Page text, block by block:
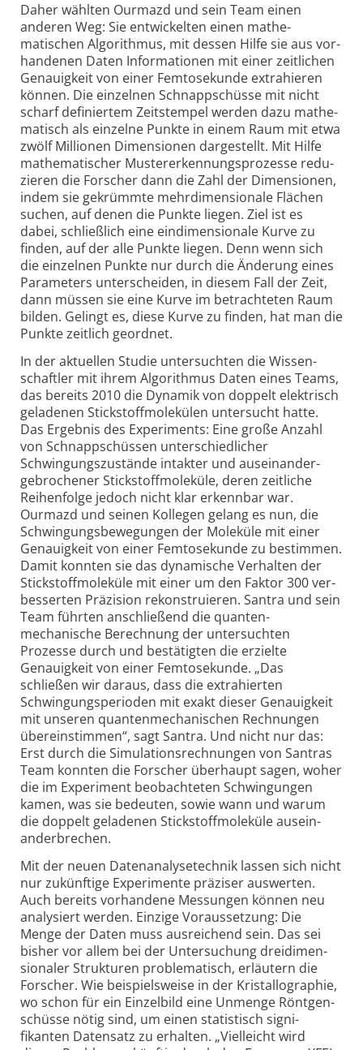
Daher wählten Ourmazd und sein Team einen
anderen Weg: Sie entwickelten einen mathe­
matischen Algo­rithmus, mit dessen Hilfe sie aus vor­
handenen Daten Infor­mationen mit einer zeit­lichen
Genauig­keit von einer Femto­sekunde extra­hieren
können. Die einzelnen Schnapp­schüsse mit nicht
scharf defi­niertem Zeit­stempel werden dazu mathe­
matisch als einzelne Punkte in einem Raum mit etwa
zwölf Millionen Dimen­sionen darge­stellt. Mit Hilfe
mathe­matischer Muster­erkennungs­prozesse redu­
zieren die Forscher dann die Zahl der Dimen­sionen,
indem sie gekrümmte mehr­dimen­sionale Flächen
suchen, auf denen die Punkte liegen. Ziel ist es
dabei, schließ­lich eine ein­dimen­sionale Kurve zu
finden, auf der alle Punkte liegen. Denn wenn sich
die einzelnen Punkte nur durch die Änderung eines
Para­meters unter­scheiden, in diesem Fall der Zeit,
dann müssen sie eine Kurve im betrach­teten Raum
bilden. Gelingt es, diese Kurve zu finden, hat man die
Punkte zeit­lich geordnet.
In der aktuellen Studie untersuchten die Wissen­
schaftler mit ihrem Algo­rithmus Daten eines Teams,
das bereits 2010 die Dynamik von doppelt elek­trisch
geladenen Stick­stoff­molekülen unter­sucht hatte.
Das Ergebnis des Experi­ments: Eine große Anzahl
von Schnapp­schüssen unter­schied­licher
Schwingungs­zustände intakter und ausein­ander­
gebrochener Stick­stoff­moleküle, deren zeit­liche
Reihen­folge jedoch nicht klar erkennbar war.
Ourmazd und seinen Kollegen gelang es nun, die
Schwingungs­bewegungen der Moleküle mit einer
Genauig­keit von einer Femto­sekunde zu bestimmen.
Damit konnten sie das dyna­mische Verhalten der
Stick­stoff­moleküle mit einer um den Faktor 300 ver­
besserten Präzision rekon­struieren. Santra und sein
Team führten an­schließend die quanten­
mechanische Berechnung der unter­suchten
Prozesse durch und bestä­tigten die erzielte
Genauig­­keit von einer Femtosekunde. „Das
schließen wir daraus, dass die extra­hierten
Schwingungs­perioden mit exakt dieser Genauig­keit
mit unseren quante­nmecha­nischen Rechnungen
über­ein­stimmen“, sagt Santra. Und nicht nur das:
Erst durch die Simulations­rechnungen von Santras
Team konnten die Forscher über­haupt sagen, woher
die im Expe­riment beob­achteten Schwingungen
kamen, was sie bedeuten, sowie wann und warum
die doppelt geladenen Stick­stoff­moleküle aus­ein­
ander­brechen.
Mit der neuen Datenanalysetechnik lassen sich nicht
nur zukünftige Experimente präziser aus­werten.
Auch bereits vor­handene Messungen können neu
analy­siert werden. Einzige Voraus­setzung: Die
Menge der Daten muss aus­reichend sein. Das sei
bisher vor allem bei der Unter­suchung drei­dimen­
sionaler Strukturen proble­matisch, erläutern die
Forscher. Wie beispiels­weise in der Kristallo­graphie,
wo schon für ein Einzel­bild eine Unmenge Röntgen­
schüsse nötig sind, um einen statistisch signi­
fikanten Daten­satz zu erhalten. „Vielleicht wird